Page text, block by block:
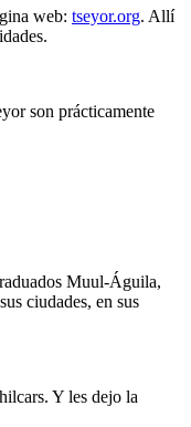
web: tseyor.org. Allí
son prácticamente
Muul-Águila,
ciudades, en sus
Y les dejo la